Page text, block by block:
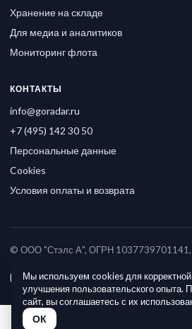
Хранение на складе
Для медиа и аналитиков
Мониторинг флота
КОНТАКТЫ
info@goradar.ru
+7 (495) 142 30 50
Персональные данные
Cookies
Условия оплаты и возврата
© ООО "Стэлс А", ОГРН
Мы используем cookies для
улучшения пользовательского опыта.
сайт, вы соглашаетесь с их
ОК